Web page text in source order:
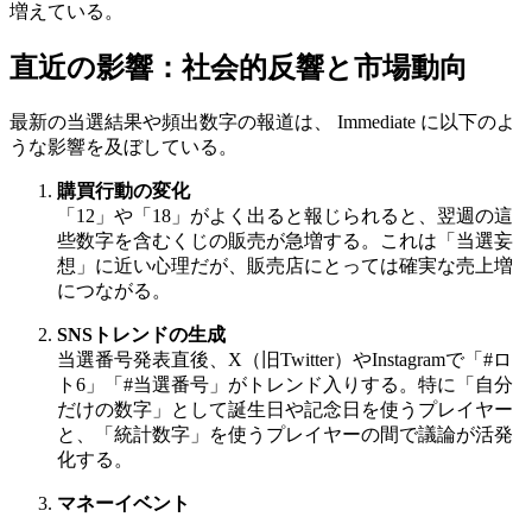
増えている。
直近の影響：社会的反響と市場動向
最新の当選結果や頻出数字の報道は、 Immediate に以下のよ
うな影響を及ぼしている。
購買行動の変化
「12」や「18」がよく出ると報じられると、翌週の這
些数字を含むくじの販売が急増する。これは「当選妄
想」に近い心理だが、販売店にとっては確実な売上増
につながる。
SNSトレンドの生成
当選番号発表直後、X（旧Twitter）やInstagramで「#ロ
ト6」「#当選番号」がトレンド入りする。特に「自分
だけの数字」として誕生日や記念日を使うプレイヤー
と、「統計数字」を使うプレイヤーの間で議論が活発
化する。
マネーイベント